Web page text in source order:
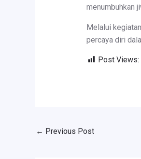
menumbuhkan
Melalui
percaya diri
Post Views:
← Previous Post